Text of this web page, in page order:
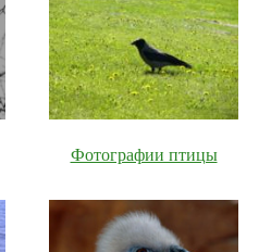
Фотографии птицы